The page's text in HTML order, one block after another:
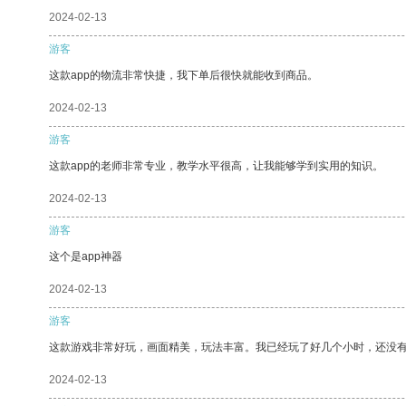
2024-02-13
游客
这款app的物流非常快捷，我下单后很快就能收到商品。
2024-02-13
游客
这款app的老师非常专业，教学水平很高，让我能够学到实用的知识。
2024-02-13
游客
这个是app神器
2024-02-13
游客
这款游戏非常好玩，画面精美，玩法丰富。我已经玩了好几个小时，还没
2024-02-13